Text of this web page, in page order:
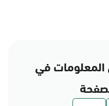
في